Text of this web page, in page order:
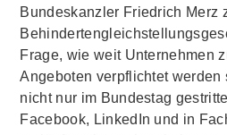
Bundeskanzler Friedrich Merz
Frage, wie weit Unternehmen
Angeboten verpflichtet werden
nicht nur im Bundestag
Facebook, LinkedIn und in